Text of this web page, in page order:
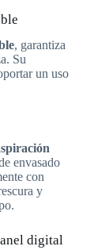
, garantiza
Su
un uso
envasado
con
y
digital